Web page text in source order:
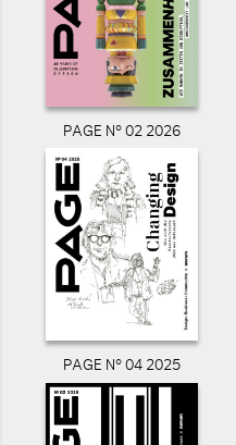
PAGE N° 02 2026
PAGE N° 04 2025